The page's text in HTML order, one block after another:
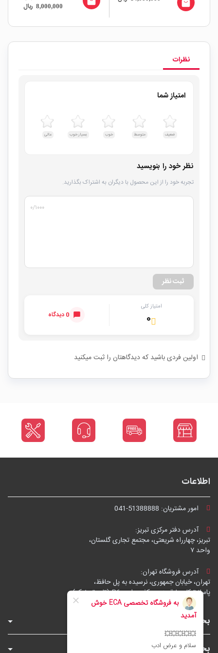
local_mall
8,000,000 ریال
نظرات
امتیاز شما
ضعیف متوسط خوب بسیار خوب عالی
نظر خود را بنویسید
تجربه خود را از این محصول با دیگران به اشتراک بگذارید.
۰/۱۰۰۰
ثبت نظر
امتیاز کلی
۰ 0 دیدگاه
اولین فردی باشید که دیدگاهتان را ثبت میکنید
اطلاعات
امور مشتریان: 041-51388888
آدرس دفتر مرکزی تبریز:
تبریز، چهارراه شریعتی، مجتمع تجاری گلستان،
واحد ۷
آدرس فروشگاه تهران:
تهران، خیابان جمهوری، نرسیده به پل حافظ،
پاساژ توکل، طبقه زیرهمکف، واحد B6 (تاپ ترونیک)
بخش‌های فروشگاه
بخش‌های سایت